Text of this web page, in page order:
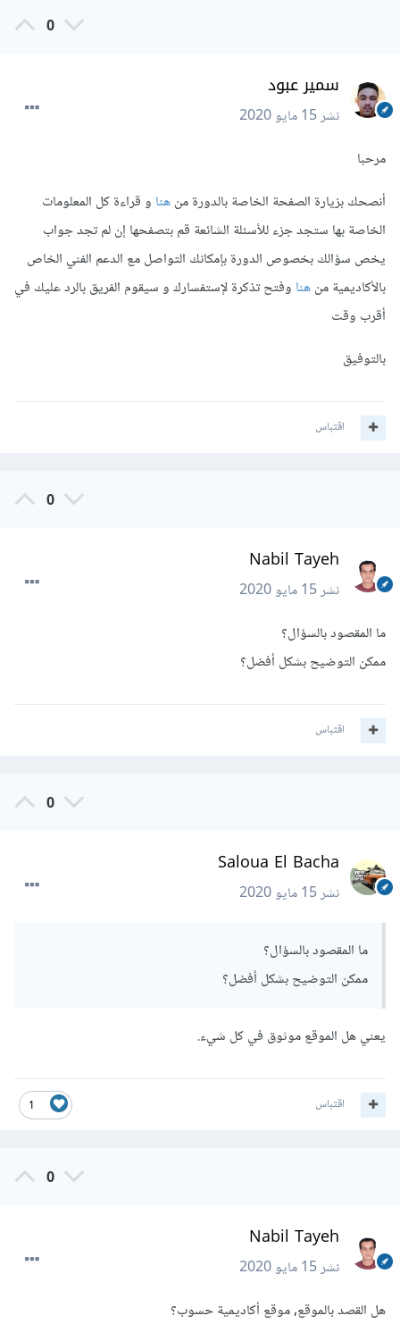
0
سمير عبود
نشر15 مايو 2020
مرحبا
أنصحك بزيارة الصفحة الخاصة بالدورة منهناو قراءة كل المعلومات
الخاصة بها ستجد جزء للأسئلة الشائعة قم بتصفحها إن لم تجد جواب
يخص سؤالك بخصوص الدورة بإمكانك التواصل مع الدعم الفني الخاص
بالأكاديمية منهناوفتح تذكرة لإستفسارك و سيقوم الفريق بالرد عليك في
أقرب وقت
بالتوفيق
اقتباس
0
Nabil Tayeh
نشر15 مايو 2020
ما المقصود بالسؤال؟
ممكن التوضيح بشكل أفضل؟
اقتباس
0
Saloua El Bacha
نشر15 مايو 2020
ما المقصود بالسؤال؟
ممكن التوضيح بشكل أفضل؟
يعني هل الموقع موثوق في كل شيء.
1 اقتباس
0
Nabil Tayeh
نشر15 مايو 2020
هل القصد بالموقع, موقع أكاديمية حسوب؟